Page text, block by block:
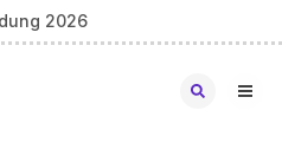
2026